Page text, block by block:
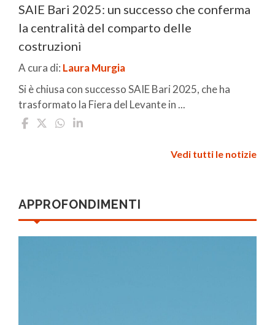
SAIE Bari 2025: un successo che conferma
la centralità del comparto delle
costruzioni
A cura di: Laura Murgia
Si è chiusa con successo SAIE Bari 2025, che ha
trasformato la Fiera del Levante in ...
Vedi tutti le notizie
APPROFONDIMENTI